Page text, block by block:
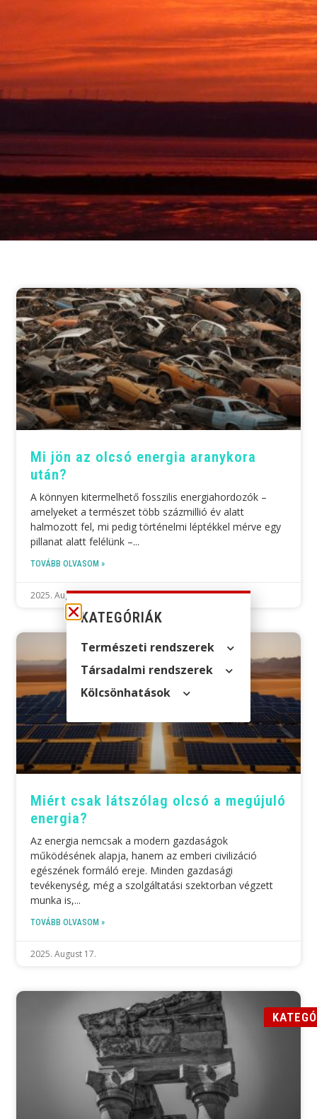
Mi jön az olcsó energia aranykora
után?
A könnyen kitermelhető fosszilis energiahordozók –
amelyeket a természet több százmillió év alatt
halmozott fel, mi pedig történelmi léptékkel mérve egy
pillanat alatt felélünk –
TOVÁBB OLVASOM »
2025. August 24.
Miért csak látszólag olcsó a megújuló
energia?
Az energia nemcsak a modern gazdaságok
működésének alapja, hanem az emberi civilizáció
egészének formáló ereje. Minden gazdasági
tevékenység, még a szolgáltatási szektorban végzett
munka is,
TOVÁBB OLVASOM »
2025. August 17.
KATEGÓRIÁK
Természeti rendszerek
Társadalmi rendszerek
Kölcsön­hatások